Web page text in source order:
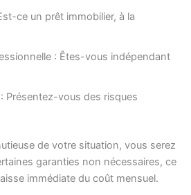
ce un prêt immobilier, à la
: Êtes-vous indépendant
Présentez-vous des risques
de votre situation, vous serez
garanties non nécessaires, ce
immédiate du coût mensuel.